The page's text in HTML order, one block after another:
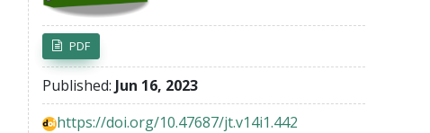
PDF
Published: Jun 16, 2023
https://doi.org/10.47687/jt.v14i1.442